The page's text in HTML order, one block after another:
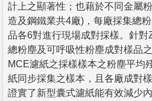
計上之顯著性；也藉於不同金屬
造及鋼鐵業共4廠)，每廠採集總
品各6對進行現場成對採樣。針對
總粉塵及可呼吸性粉塵成對樣品
MCE濾紙之採樣樣本之粉塵平均
紙同步採集之樣本，且各廠成對
證實了新型囊式濾紙能有效減少